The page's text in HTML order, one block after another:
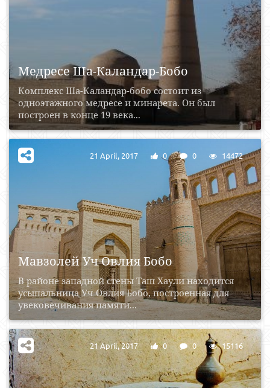
Медресе Ша-Каландар-Бобо
Комплекс Ша-Каландар-бобо состоит из
одноэтажного медресе и минарета. Он был
построен в конце 19 века...
Мавзолей Уч Овлия Бобо
В районе западной стены Таш Хаули находится
усыпальница Уч Овлия Бобо, построенная для
увековечивания памяти...
21 April, 2017 0 0 14472
21 April, 2017 0 0 15116